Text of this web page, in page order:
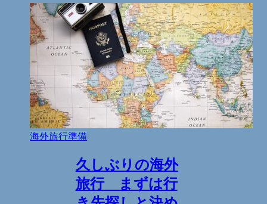
海外旅行準備
久しぶりの海外
旅行 まずは行